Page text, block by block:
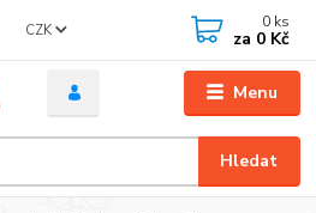
Menu
CZK
Hledat
0 ks
za 0 Kč